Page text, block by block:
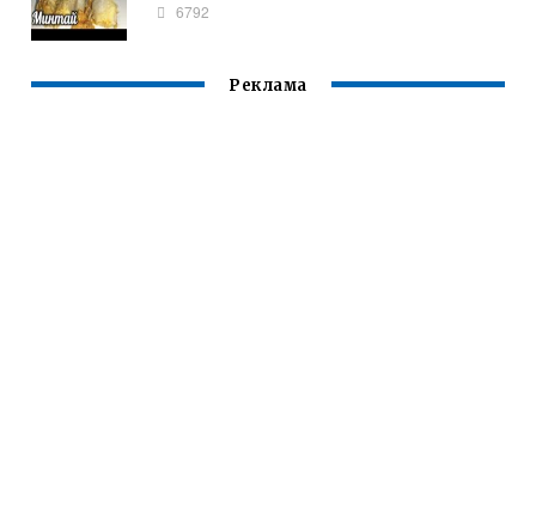
6792
Реклама